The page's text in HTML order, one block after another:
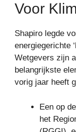
Voor
Shapiro legde
energiegerichte
Wetgevers zijn
belangrijkste
vorig jaar heeft
Een op
het